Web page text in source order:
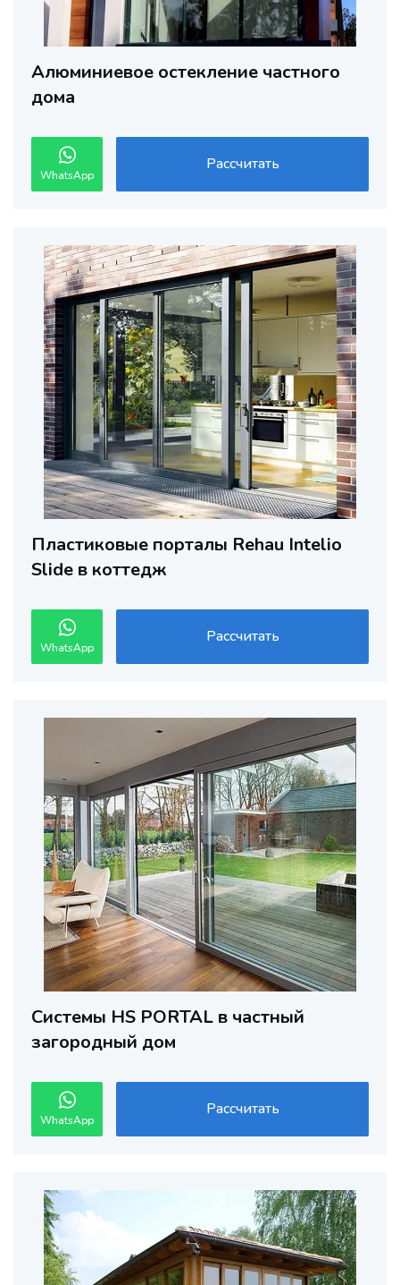
Алюминиевое остекление частного
дома
WhatsApp
Рассчитать
Пластиковые порталы Rehau Intelio
Slide в коттедж
WhatsApp
Рассчитать
Cистемы HS PORTAL в частный
загородный дом
WhatsApp
Рассчитать